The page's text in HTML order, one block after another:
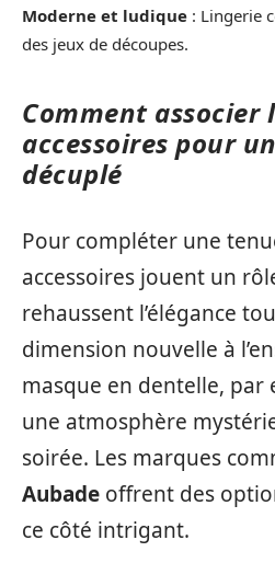
Moderne et ludique : Lingerie
des jeux de découpes.
Comment associer
accessoires pour
décuplé
Pour compléter une
accessoires jouent un
rehaussent l’élégance
dimension nouvelle à
masque en dentelle, par
une atmosphère
soirée. Les marques
Aubade offrent des
ce côté intrigant.